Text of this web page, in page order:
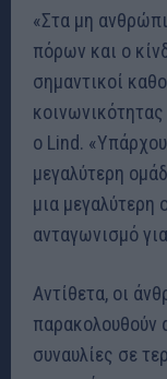
«Στα μη
πόρων και ο
σημαντικοί
ο Lind.
μεγαλύτερη
μια μεγαλύτερη
ανταγωνισμό
Αντίθετα, οι
παρακολουθούν
συναυλίες σε